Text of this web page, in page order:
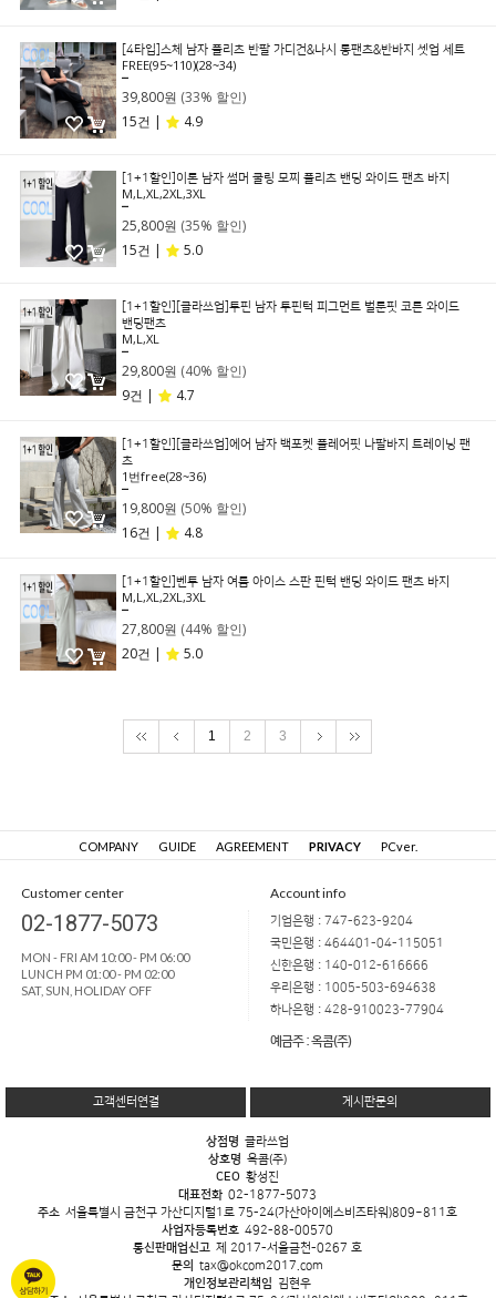
[4타입]스체 남자 플리츠 반팔 가디건&나시 롱팬츠&반바지 셋업 세트
FREE(95~110)(28~34)
39,800원 (33% 할인)
15건 |
4.9
[1+1할인]이톤 남자 썸머 쿨링 모찌 플리츠 밴딩 와이드 팬츠 바지
M,L,XL,2XL,3XL
25,800원 (35% 할인)
15건 |
5.0
[1+1할인][클라쓰업]투핀 남자 투핀턱 피그먼트 벌룬핏 코튼 와이드
밴딩팬츠
M,L,XL
29,800원 (40% 할인)
9건 |
4.7
[1+1할인][클라쓰업]에어 남자 백포켓 플레어핏 나팔바지 트레이닝 팬
츠
1번free(28~36)
19,800원 (50% 할인)
16건 |
4.8
[1+1할인]벤투 남자 여름 아이스 스판 핀턱 밴딩 와이드 팬츠 바지
M,L,XL,2XL,3XL
27,800원 (44% 할인)
20건 |
5.0
1 2 3
COMPANY GUIDE AGREEMENT PRIVACY PCver.
Customer center
02-1877-5073
MON - FRI AM 10:00 - PM 06:00
LUNCH PM 01:00 - PM 02:00
SAT, SUN, HOLIDAY OFF
Account info
기업은행 : 747-623-9204
국민은행 : 464401-04-115051
신한은행 : 140-012-616666
우리은행 : 1005-503-694638
하나은행 : 428-910023-77904
예금주 : 옥콤(주)
고객센터연결 게시판문의
상점명 클라쓰업
상호명 옥콤(주)
CEO 황성진
대표전화 02-1877-5073
주소 서울특별시 금천구 가산디지털1로 75-24(가산아이에스비즈타워)809~811호
사업자등록번호 492-88-00570
통신판매업신고 제 2017-서울금천-0267 호
문의 tax@okcom2017.com
개인정보관리책임 김현우